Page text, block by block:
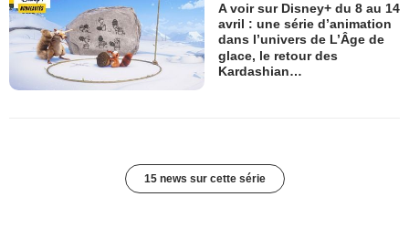
A voir sur Disney+ du 8 au 14
avril : une série d’animation
dans l’univers de L’Âge de
glace, le retour des
Kardashian…
15 news sur cette série